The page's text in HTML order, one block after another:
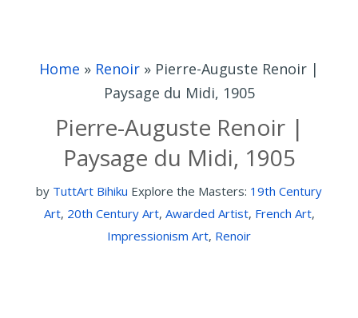
Home » Renoir » Pierre-Auguste Renoir |
Paysage du Midi, 1905
Pierre-Auguste Renoir |
Paysage du Midi, 1905
by TuttArt Bihiku Explore the Masters: 19th Century
Art, 20th Century Art, Awarded Artist, French Art,
Impressionism Art, Renoir